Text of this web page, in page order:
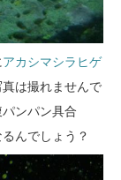
アカシマシラヒゲ
は撮れませんで
ンパン具合
んでしょう？